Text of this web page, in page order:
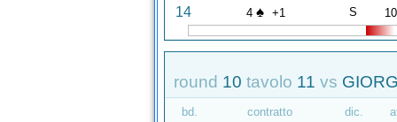
14 4 ♠ +1 S 10
round 10 tavolo 11 vs
bd. contratto dic.